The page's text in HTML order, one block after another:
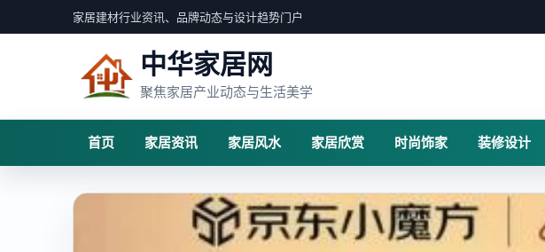
家居建材行业资讯、品牌动态与设计趋势门户
中华家居网
聚焦家居产业动态与生活美学
首页 家居资讯 家居风水 家居欣赏 时尚饰家 装修设计